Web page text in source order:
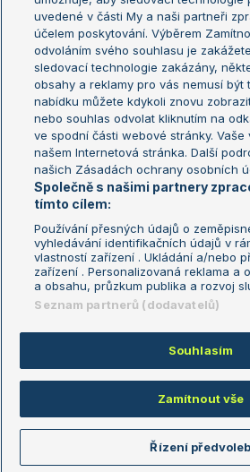
US Open
Turnaj mistrů
Turnaj
Aktualní trendy
Fotbalové přestupy
Livesport Daily
LS Prague Open
Podmínky užití
Nastavení
GDPR a žurnalistika
Reklama
Kontakt
Informace
údajů
Copyright © 2008-2026 TenisPortal.cz.
uvedené v části My a naši partneři
účelem poskytování. Výběrem
odvoláním svého souhlasu je
sledovací technologie zakázány,
obsahy a reklamy pro vás nemusí být
nabídku můžete kdykoli znovu
nebo souhlas odvolat kliknutím na
ve spodní části webové stránky. Vaše
našem Internetová stránka. Další
našich Zásadách ochrany osobních
Společně s našimi partnery
tímto cílem:
Používání přesných údajů o
vyhledávání identifikačních údajů v
vlastností zařízení . Ukládání a/nebo
zařízení . Personalizovaná reklama a
a obsahu, průzkum publika a rozvoj
Seznam partnerů (dodavatelů)
Souhlasím
Zamítnout vše
Řízení předvoleb